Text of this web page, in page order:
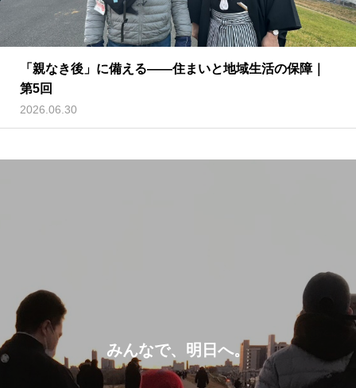
「親なき後」に備える——住まいと地域生活の保障｜
第5回
2026.06.30
みんなで、明日へ。